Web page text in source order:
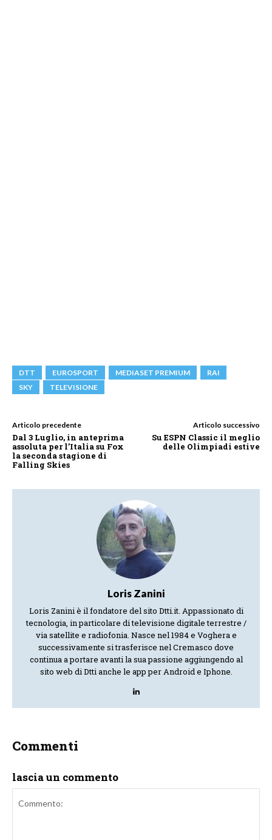
DTT EUROSPORT MEDIASET PREMIUM
RAI
SKY
TELEVISIONE
Articolo precedente
Dal 3 Luglio, in anteprima
assoluta per l’Italia su Fox
la seconda stagione di
Falling Skies
Articolo successivo
Su ESPN Classic il meglio
delle Olimpiadi estive
Loris Zanini
Loris Zanini è il fondatore del sito Dtti.it. Appassionato di
tecnologia, in particolare di televisione digitale terrestre /
via satellite e radiofonia. Nasce nel 1984 e Voghera e
successivamente si trasferisce nel Cremasco dove
continua a portare avanti la sua passione aggiungendo al
sito web di Dtti anche le app per Android e Iphone.
Commenti
lascia un commento